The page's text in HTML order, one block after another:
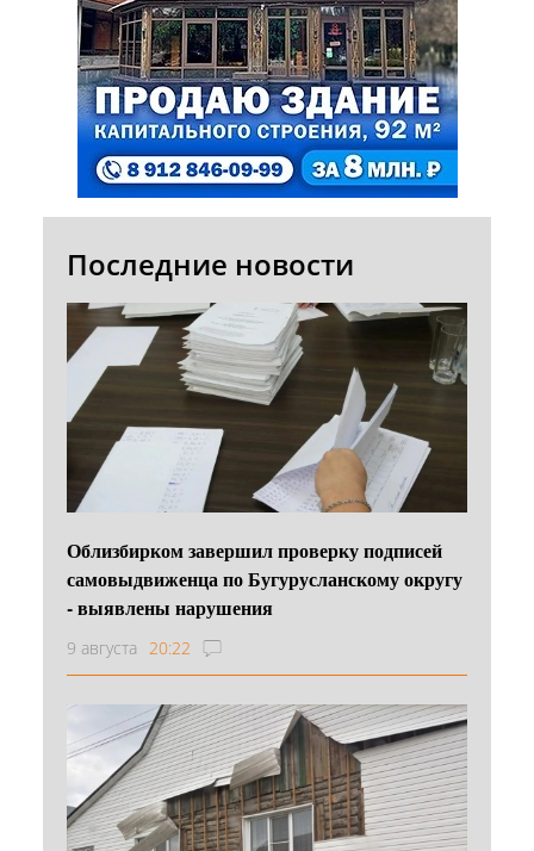
Последние новости
Облизбирком завершил проверку подписей
самовыдвиженца по Бугурусланскому округу
- выявлены нарушения
9 августа 20:22